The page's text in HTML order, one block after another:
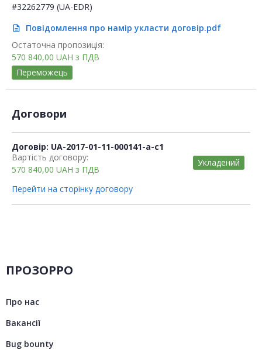
#32262779 (UA-EDR)
description
Повідомлення про намір укласти договір.pdf
Остаточна пропозиція:
570 840,00 UAH з ПДВ
Переможець
Договори
Договір: UA-2017-01-11-000141-a-c1
Вартість договору:
570 840,00 UAH з ПДВ
Укладений
Перейти на сторінку договору
ПРОЗОРРО
Про нас
Вакансії
Bug bounty